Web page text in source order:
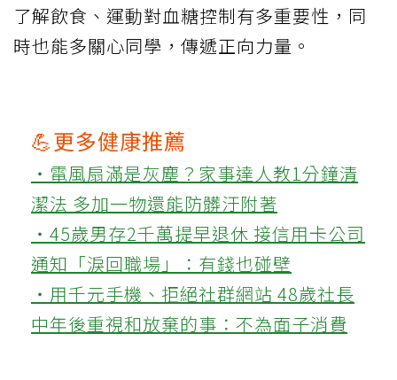
了解飲食、運動對血糖控制有多重要性，同
時也能多關心同學，傳遞正向力量。
💪更多健康推薦
‧電風扇滿是灰塵？家事達人教1分鐘清
潔法 多加一物還能防髒汙附著
‧45歲男存2千萬提早退休 接信用卡公司
通知「淚回職場」：有錢也碰壁
‧用千元手機、拒絕社群網站 48歲社長
中年後重視和放棄的事：不為面子消費